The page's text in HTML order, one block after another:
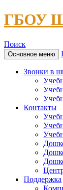
ГБОУ
Поиск
Основное меню
Звонки в
Контакты
Поддержка